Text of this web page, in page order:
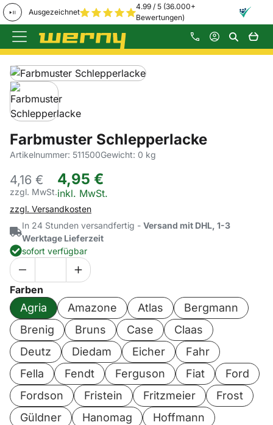
Ausgezeichnet
4.99 / 5 (36.000+
Bewertungen)
Zum Hauptinhalt springen
Produktgalerie
Zur Kaufbox springen
Farbmuster Schlepperlacke
Artikelnummer: 511500Gewicht: 0 kg
4,16 €
zzgl. MwSt.
4,95 €
Steuerhinweis:
inkl. MwSt.
zzgl. Versandkosten
In 24 Stunden versandfertig - Versand mit DHL, 1-3
Werktage Lieferzeit
sofort verfügbar
Farben
Agria Amazone Atlas
Bergmann
Brenig
Bruns Case
Claas
Deutz
Diedam Eicher
Fahr
Fella
Fendt Ferguson Fiat
Ford
Fordson
Fristein Fritzmeier
Frost
Güldner
Hanomag
Hoffmann